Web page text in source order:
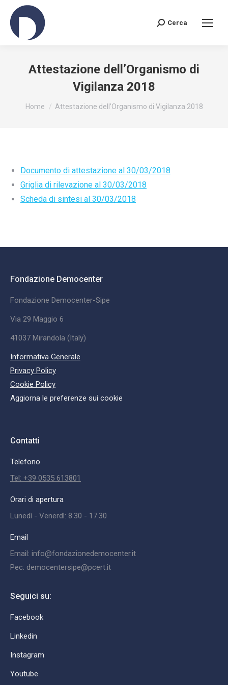
Search:
Cerca
Attestazione dell’Organismo di
Vigilanza 2018
You are here:
Home Attestazione dell’Organismo di Vigilanza 2018
Documento di attestazione al 30/03/2018
Griglia di rilevazione al 30/03/2018
Scheda di sintesi al 30/03/2018
Fondazione Democenter
Fondazione Democenter-Sipe
Via 29 Maggio 6
41037 Mirandola (Italy)
Informativa Generale
Privacy Policy
Cookie Policy
Aggiorna le preferenze sui cookie
Contatti
Telefono
Tel: +39 0535 613801
Orari di apertura
Lunedì - Venerdì: 8.30 - 17.30
Email
Email: info@fondazionedemocenter.it
Pec: democentersipe@pcert.it
Seguici su:
Facebook
Linkedin
Instagram
Youtube